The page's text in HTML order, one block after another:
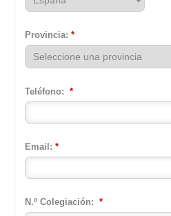
Provincia: *
Teléfono: *
Email : *
N.º Colegiación: *